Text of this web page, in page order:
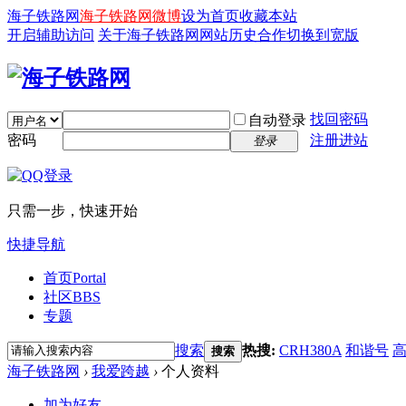
海子铁路网海子铁路网微博设为首页收藏本站
开启辅助访问 关于海子铁路网 网站历史合作切换到宽版
自动登录 找回密码
密码
登录 注册进站
只需一步，快速开始
快捷导航
首页Portal
社区BBS
专题
搜索 搜索 热搜: CRH380A 和谐号
海子铁路网 › 我爱跨越 › 个人资料